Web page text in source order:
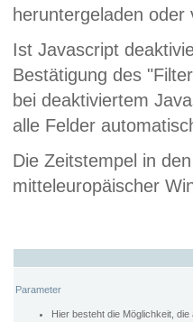
heruntergeladen oder
Ist Javascript
Bestätigung des
bei deaktiviertem
alle Felder
Die Zeitstempel in
mitteleuropäischer
Parameter
Hier besteht die Möglichkeit,